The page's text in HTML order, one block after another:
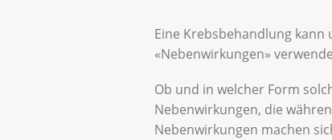
Eine Krebsbehandlung
«Nebenwirkungen»
Ob und in welcher Form
Nebenwirkungen, die
Nebenwirkungen machen